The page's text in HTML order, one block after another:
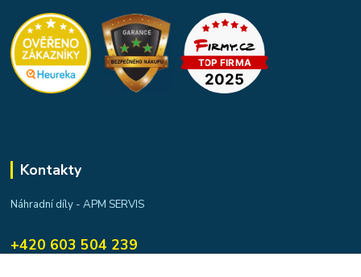
Kontakty
Náhradní díly - APM SERVIS
+420 603 504 239